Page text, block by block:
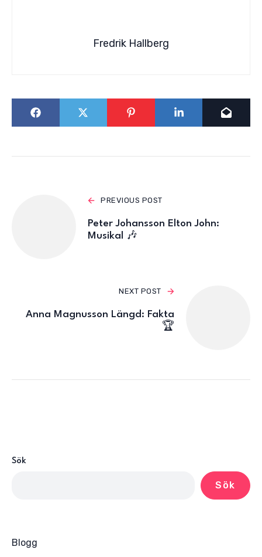
Fredrik Hallberg
PREVIOUS POST
Peter Johansson Elton John:
Musikal 🎶
NEXT POST
Anna Magnusson Längd: Fakta
🏆
Sök
Sök
Blogg